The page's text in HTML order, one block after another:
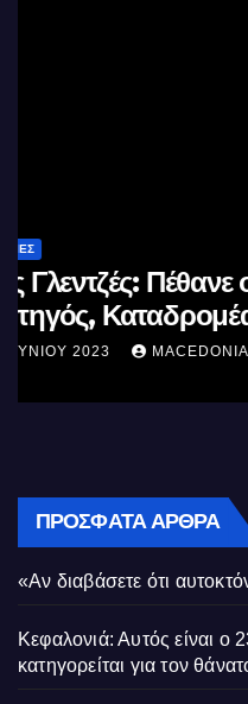
Μέγας
Ελλήνων
11 ΙΟΥΝΊΟΥ 2023
ΠΡΌΣΦΑΤΑ ΆΡΘΡΑ
«Αν διαβάσετε ότι
Κεφαλονιά: Αυτός είναι ο
κατηγορείται για τον